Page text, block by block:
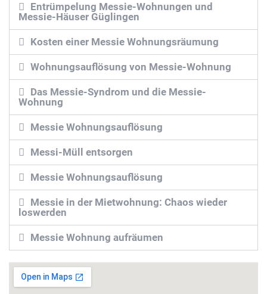
Entrümpelung Messie-Wohnungen und
Messie-Häuser Güglingen
Kosten einer Messie Wohnungsräumung
Wohnungsauflösung von Messie-Wohnung
Das Messie-Syndrom und die Messie-
Wohnung
Messie Wohnungsauflösung
Messi-Müll entsorgen
Messie Wohnungsauflösung
Messie in der Mietwohnung: Chaos wieder
loswerden
Messie Wohnung aufräumen